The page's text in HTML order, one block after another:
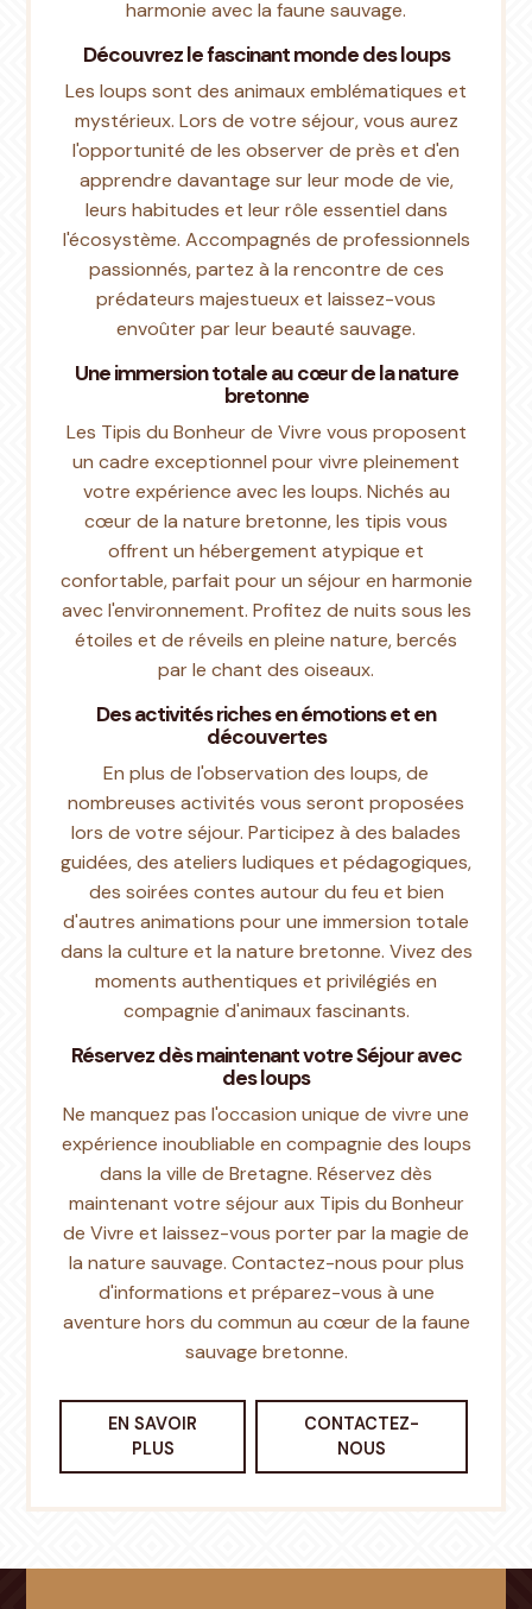
harmonie avec la faune sauvage.
Découvrez le fascinant monde des loups
Les loups sont des animaux emblématiques et
mystérieux. Lors de votre séjour, vous aurez
l'opportunité de les observer de près et d'en
apprendre davantage sur leur mode de vie,
leurs habitudes et leur rôle essentiel dans
l'écosystème. Accompagnés de professionnels
passionnés, partez à la rencontre de ces
prédateurs majestueux et laissez-vous
envoûter par leur beauté sauvage.
Une immersion totale au cœur de la nature
bretonne
Les Tipis du Bonheur de Vivre vous proposent
un cadre exceptionnel pour vivre pleinement
votre expérience avec les loups. Nichés au
cœur de la nature bretonne, les tipis vous
offrent un hébergement atypique et
confortable, parfait pour un séjour en harmonie
avec l'environnement. Profitez de nuits sous les
étoiles et de réveils en pleine nature, bercés
par le chant des oiseaux.
Des activités riches en émotions et en
découvertes
En plus de l'observation des loups, de
nombreuses activités vous seront proposées
lors de votre séjour. Participez à des balades
guidées, des ateliers ludiques et pédagogiques,
des soirées contes autour du feu et bien
d'autres animations pour une immersion totale
dans la culture et la nature bretonne. Vivez des
moments authentiques et privilégiés en
compagnie d'animaux fascinants.
Réservez dès maintenant votre Séjour avec
des loups
Ne manquez pas l'occasion unique de vivre une
expérience inoubliable en compagnie des loups
dans la ville de Bretagne. Réservez dès
maintenant votre séjour aux Tipis du Bonheur
de Vivre et laissez-vous porter par la magie de
la nature sauvage. Contactez-nous pour plus
d'informations et préparez-vous à une
aventure hors du commun au cœur de la faune
sauvage bretonne.
EN SAVOIR
PLUS
CONTACTEZ-
NOUS